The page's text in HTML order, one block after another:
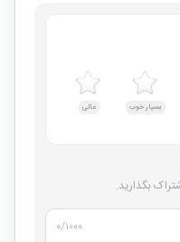
بسیار خوب عالی
بگذارید.
۰/۱۰۰۰